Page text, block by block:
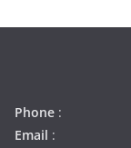
Phone :
Email :